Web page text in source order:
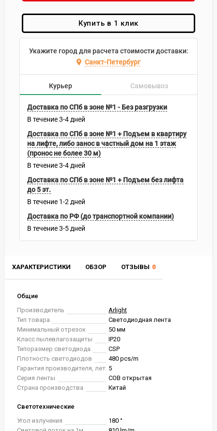
ХАРАКТЕРИСТИКИ ОБЗОР ОТЗЫВЫ 0
Общие
Производитель
Arlight
Тип товара
Светодиодная лента
Минимальный отрезок
50 мм
Класс пылевлагозащиты
IP20
Типоразмер светодиода
CSP
Плотность светодиодов
480 pcs/m
Гарантия производителя, лет 5
Серия ленты
COB открытая
Страна производства
Китай
Светотехнические
Угол излучения
180 °
Купить в 1 клик
Укажите город для расчета стоимости доставки:
Санкт-Петербург
Курьер Самовывоз
Доставка по СПб в зоне №1 - Без разгрузки
В течение3-4 дней
Доставка по СПб в зоне №1 + Подъем в квартиру
на лифте, либо занос в частный дом на 1 этаж
(пронос не более 30 м)
В течение3-4 дней
Доставка по СПб в зоне №1 + Подъем без лифта
до 5 эт.
В течение 1-2 дней
Доставка по РФ (до транспортной компании)
В течение3-5 дней